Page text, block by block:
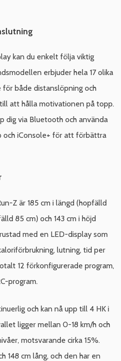
kan du enkelt följa viktig
erbjuder hela 17 olika
för både distanslöpning och
att hålla motivationen på topp.
dig via Bluetooth och använda
och iConsole+ för att förbättra
Z är 185 cm i längd (hopfälld
85 cm) och 143 cm i höjd
med en LED-display som
lutning, tid per
12 förkonfigurerade program,
program.
och kan nå upp till 4 HK i
ligger mellan 0-18 km/h och
motsvarande cirka 15%.
148 cm lång, och den har en